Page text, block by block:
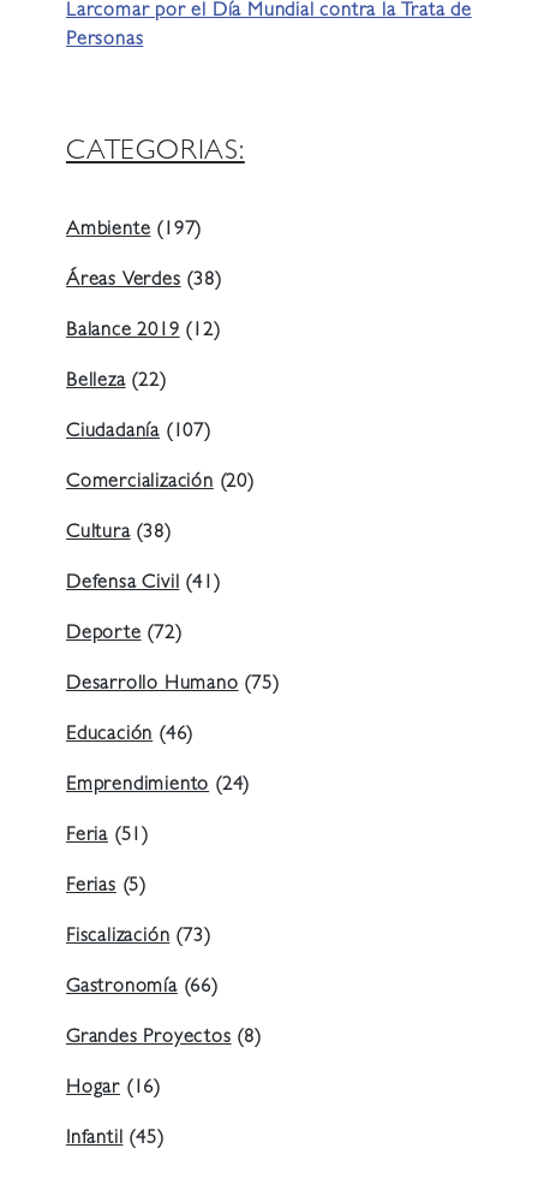
Larcomar por el Día Mundial contra la Trata de
Personas
CATEGORIAS:
Ambiente (197)
Áreas Verdes (38)
Balance 2019 (12)
Belleza(22)
Ciudadanía (107)
Comercialización (20)
Cultura(38)
Defensa Civil (41)
Deporte (72)
Desarrollo Humano (75)
Educación (46)
Emprendimiento (24)
Feria (51)
Ferias (5)
Fiscalización (73)
Gastronomía(66)
Grandes Proyectos (8)
Hogar (16)
Infantil (45)